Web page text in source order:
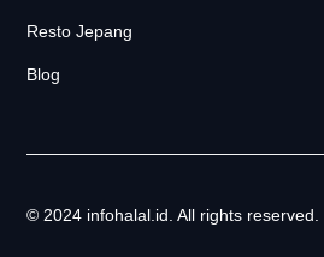
Resto Jepang
Blog
© 2024 infohalal.id. All rights reserved.